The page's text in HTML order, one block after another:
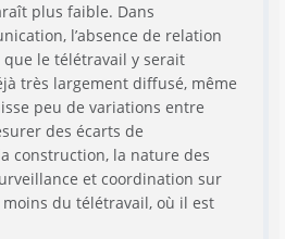
plus faible. Dans
l’absence de relation
le télétravail y serait
très largement diffusé, même
peu de variations entre
des écarts de
construction, la nature des
et coordination sur
moins du télétravail, où il est